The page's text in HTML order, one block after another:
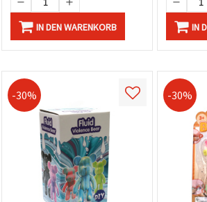
IN DEN WARENKORB IN
-30% -30%